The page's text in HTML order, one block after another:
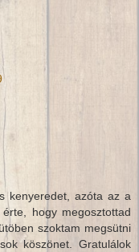
kenyeredet, azóta az a
hogy megosztottad
szoktam megsütni
köszönet. Gratulálok